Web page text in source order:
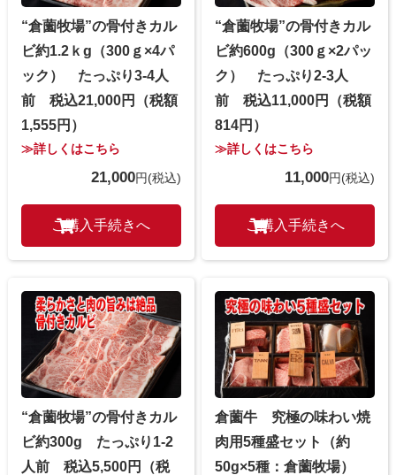
“倉薗牧場”の骨付きカル
ビ約1.2ｋg（300ｇ×4パ
ック） たっぷり3-4人
前 税込21,000円（税額
1,555円）
≫詳しくはこちら
21,000円(税込)
“倉薗牧場”の骨付きカル
ビ約600g（300ｇ×2パッ
ク） たっぷり2-3人
前 税込11,000円（税額
814円）
≫詳しくはこちら
11,000円(税込)
“倉薗牧場”の骨付きカル
ビ約300g たっぷり1-2
人前 税込5,500円（税
倉薗牛 究極の味わい焼
肉用5種盛セット（約
50g×5種：倉薗牧場）